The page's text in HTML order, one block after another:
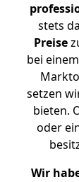
stets
Preise
bei
setzen
bieten.
oder
Wir